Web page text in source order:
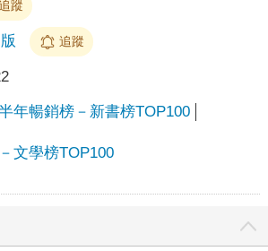
蹤
追蹤
年暢銷榜－新書榜TOP100
文學榜TOP100